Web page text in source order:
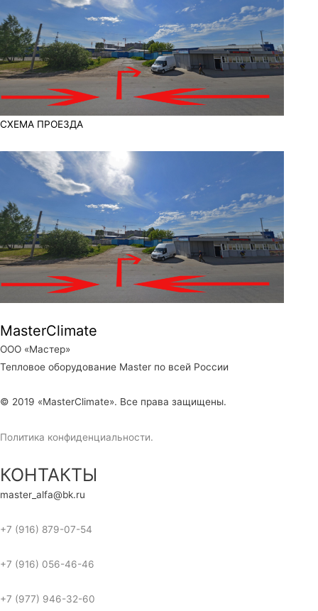
СХЕМА ПРОЕЗДА
MasterClimate
ООО «Мастер»
Тепловое оборудование Master по всей России
© 2019 «MasterClimate». Все права защищены.
Политика конфиденциальности.
КОНТАКТЫ
master_alfa@bk.ru
+7 (916) 879-07-54
+7 (916) 056-46-46
+7 (977) 946-32-60